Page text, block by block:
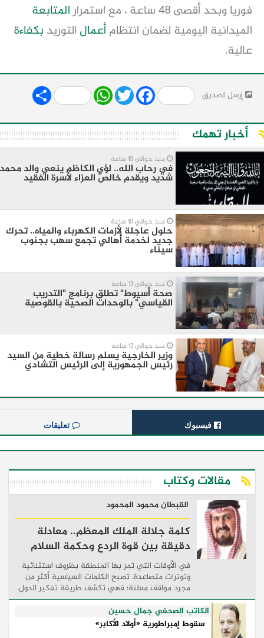
فوريا وبحد أقصى 48 ساعة ، مع استمرار
المتابعة
الميدانية اليومية لضمان انتظامأعمال التوريد بكفاءة
عالية.
إرسل لصديق Share WhatsApp
Twitter Facebook
أخبار تهمك
منذ حوالي 10 ساعة
في رحاب الله.. لؤي الكاظم ينعي والد محمد
شديد ويقدم خالص العزاء لأسرة الفقيد
منذ حوالي 10 ساعة
حلول عاجلة لأزمات الكهرباء والمياه.. تحرك
جديد لخدمة أهالي تجمع سهب بجنوب
سيناء
منذ حوالي 13 ساعة
صحة أسيوط" تطلق برنامج "التدريب
القياسي" بالوحدات الصحية بالقوصية
منذ حوالي 13 ساعة
وزير الخارجية يسلم رسالة خطية من السيد
رئيس الجمهورية إلى الرئيس التشادي
فيسبوك تعليقات
مقالات وكتاب
القبطان محمود المحمود
كلمة جلالة الملك المعظم.. معادلة
دقيقة بين قوة الردع وحكمة السلام
في الأوقات التي تمر بها المنطقة بظروف استثنائية
وتوترات متصاعدة، تصبح الكلمات السياسية أكثر من
مجرد مواقف معلنة؛ فهي تكشف طريقة تفكير الدول،
وكيفية إدارتها للأزمات، والحدود التي تفصل بين القوة
...
الكاتب الصحفي جمال حسين
سقوط إمبراطورية «أولاد الأكابر»